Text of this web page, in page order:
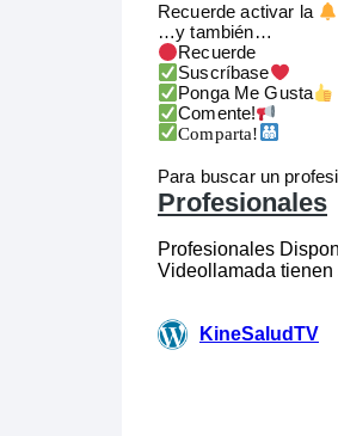
Recuerde activar la
…y también…
Recuerde
Suscríbase
Ponga Me Gusta
Comente!
Comparta!
Para buscar un